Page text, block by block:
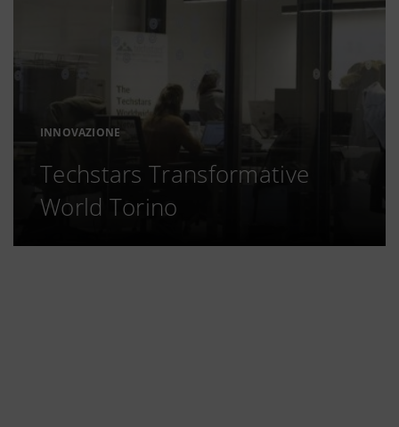
INNOVAZIONE
Techstars Transformative
World Torino